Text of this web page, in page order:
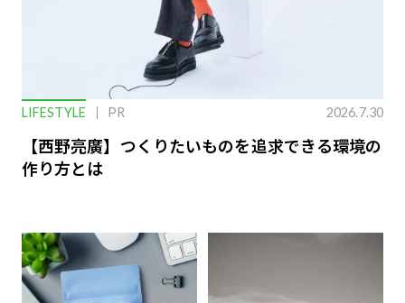
LIFESTYLE PR 2026.7.30
【西野亮廣】つくりたいものを追求できる環境の
作り方とは